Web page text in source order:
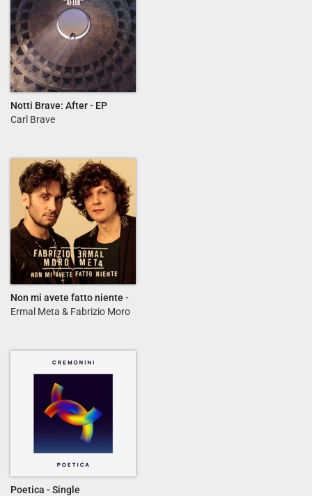
Notti Brave: After - EP
Carl Brave
Non mi avete fatto niente -
Single
Ermal Meta & Fabrizio Moro
Poetica - Single